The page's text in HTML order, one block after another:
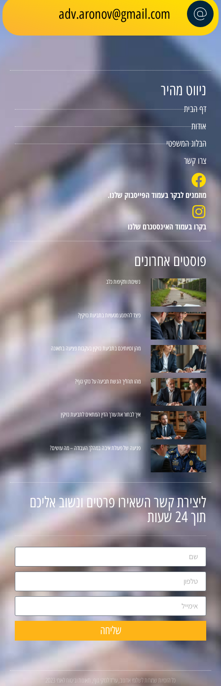
adv.aronov@gmail.com
ניווט מהיר
דף הבית
אודות
הבלוג המשפטי
צרו קשר
מוזמנים לבקר בעמוד הפייסבוק שלנו.
בקרו בעמוד האינסטגרם שלנו
פוסטים אחרונים
נשיכות ותקיפות כלב
כיצד להימנע מטעויות בתביעת נזיקין?
מהן זכויותיכם בתביעת נזיקין בעקבות פציעה בתאונה
מהו תהליך הגשת תביעה על נזקי גוף?
איך לבחור את עורך הדין המתאים לתביעת נזיקין
פגיעה של פעולת איבה במהלך העבודה – מה עושים?
ליצירת קשר השאירו פרטים ונשוב אליכם
תוך 24 שעות
שליחה
כל הזכויות שמורות לשלומי ארונוב, עו"ד לנזקי גוף, תאונות וביטוח לאומי 2023